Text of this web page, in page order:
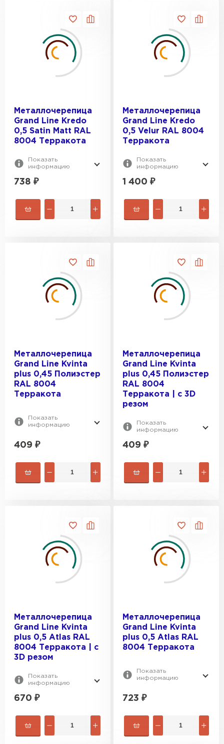
Металлочерепица
Grand Line Kredo
0,5 Satin Мatt RAL
8004 Терракота
Показать
информацию
738 ₽
Металлочерепица
Grand Line Kredo
0,5 Velur RAL 8004
Терракота
Показать
информацию
1 400 ₽
Металлочерепица
Grand Line Kvinta
plus 0,45 Полиэстер
RAL 8004
Терракота
Показать
информацию
409 ₽
Металлочерепица
Grand Line Kvinta
plus 0,45 Полиэстер
RAL 8004
Терракота | c 3D
резом
Показать
информацию
409 ₽
Металлочерепица
Grand Line Kvinta
plus 0,5 Atlas RAL
8004 Терракота | c
3D резом
Показать
информацию
670 ₽
Металлочерепица
Grand Line Kvinta
plus 0,5 Atlas RAL
8004 Терракота
Показать
информацию
723 ₽